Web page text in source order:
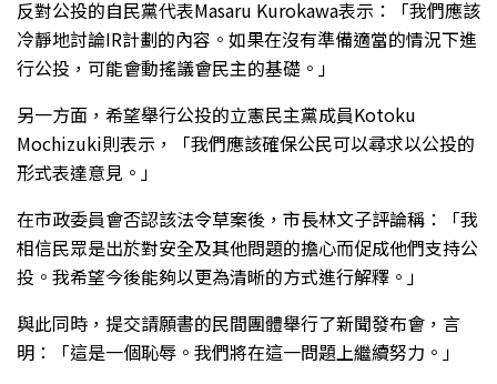
反對公投的自民黨代表Masaru Kurokawa表示：「我們應該
冷靜地討論IR計劃的內容。如果在沒有準備適當的情況下進
行公投，可能會動搖議會民主的基礎。」
另一方面，希望舉行公投的立憲民主黨成員Kotoku
Mochizuki則表示，「我們應該確保公民可以尋求以公投的
形式表達意見。」
在市政委員會否認該法令草案後，市長林文子評論稱：「我
相信民眾是出於對安全及其他問題的擔心而促成他們支持公
投。我希望今後能夠以更為清晰的方式進行解釋。」
與此同時，提交請願書的民間團體舉行了新聞發布會，言
明：「這是一個恥辱。我們將在這一問題上繼續努力。」